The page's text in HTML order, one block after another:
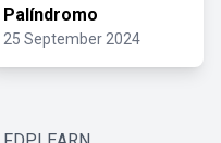
Palíndromo
25 September 2024